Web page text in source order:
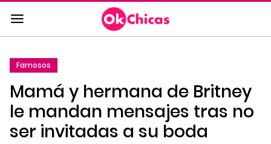
Saltar
al
contenido
a
la
navegación
principal
Famosos
Mamá y hermana de Britney
le mandan mensajes tras no
ser invitadas a su boda